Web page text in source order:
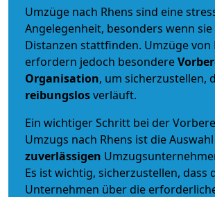
Umzüge nach Rhens sind eine
Angelegenheit, besonders wenn
Distanzen stattfinden. Umzüge von
erfordern jedoch besondere
Organisation, um sicherzustellen,
reibungslosverläuft.
Ein wichtiger Schritt bei der
Umzugs nach Rhens ist die
zuverlässigen
Es ist wichtig, sicherzustellen, dass
Unternehmen über die